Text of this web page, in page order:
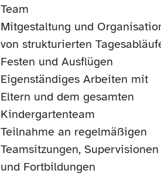
Team
Mitgestaltung und
von strukturierten
Festen und Ausflügen
Eigenständiges Arbeiten mit
Eltern und dem gesamten
Kindergartenteam
Teilnahme an regelmäßigen
Teamsitzungen, Supervisionen
und Fortbildungen